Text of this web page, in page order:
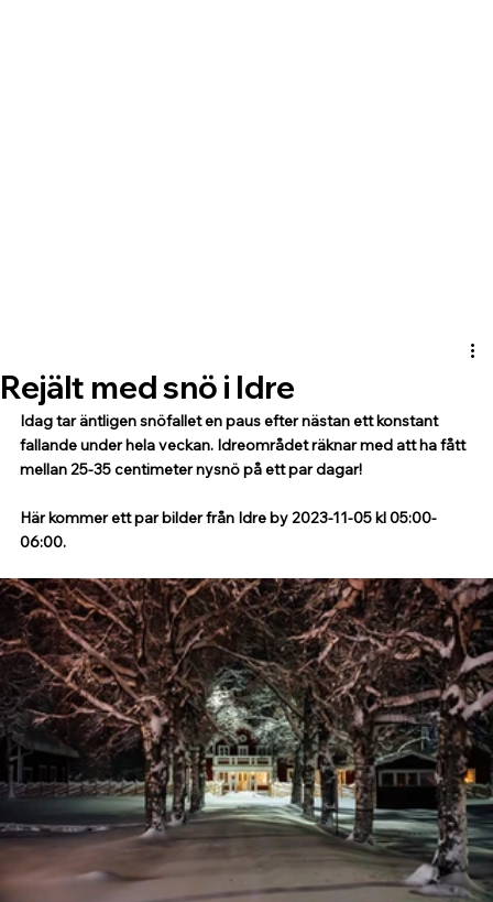
Rejält med snö i Idre
Idag tar äntligen snöfallet en paus efter nästan ett konstant
fallande under hela veckan. Idreområdet räknar med att ha fått
mellan 25-35 centimeter nysnö på ett par dagar!
Här kommer ett par bilder från Idre by 2023-11-05 kl 05:00-
06:00.